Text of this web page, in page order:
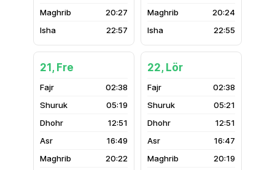
20:27
22:57
20:24
22:55
21, Fre
02:38
05:19
12:51
16:49
20:22
22, Lör
02:38
05:21
12:51
16:47
20:19